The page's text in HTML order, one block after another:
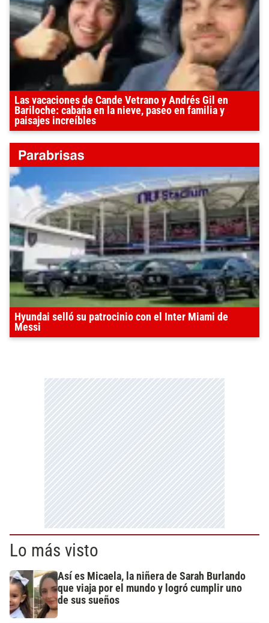
Las vacaciones de Cande Vetrano y Andrés Gil en
Bariloche: cabaña en la nieve, paseo en familia y
paisajes increíbles
Hyundai selló su patrocinio con el Inter Miami de
Messi
Lo más visto
Así es Micaela, la niñera de Sarah Burlando
que viaja por el mundo y logró cumplir uno
de sus sueños